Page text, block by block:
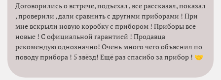
Договорились о встрече, подъехал , все рассказал, показал
, проверили , дали сравнить с другими приборами ! При
мне вскрыли новую коробку с прибором ! Приборы все
новые ! С официальной гарантией ! Продавца
рекомендую однозначно! Очень много чего объяснил по
поводу прибора ! 5 звёзд! Ещё раз спасибо за прибор ! 🤝